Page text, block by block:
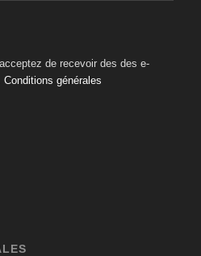
de recevoir des des e-
Conditions générales